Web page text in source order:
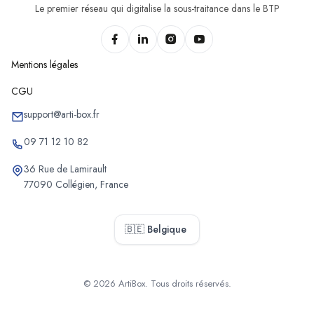
Le premier réseau qui digitalise la sous-traitance dans le BTP
Mentions légales
CGU
support@arti-box.fr
09 71 12 10 82
36 Rue de Lamirault
77090 Collégien, France
🇧🇪 Belgique
© 2026 ArtiBox. Tous droits réservés.